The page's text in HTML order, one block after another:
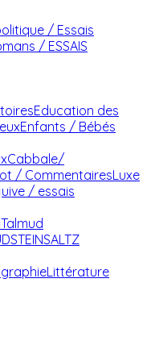
/ Essais
/ ESSAIS
Education des
Enfants / Bébés
Cabbale/
/ CommentairesLuxe
/ essais
Talmud
STEINSALTZ
Littérature